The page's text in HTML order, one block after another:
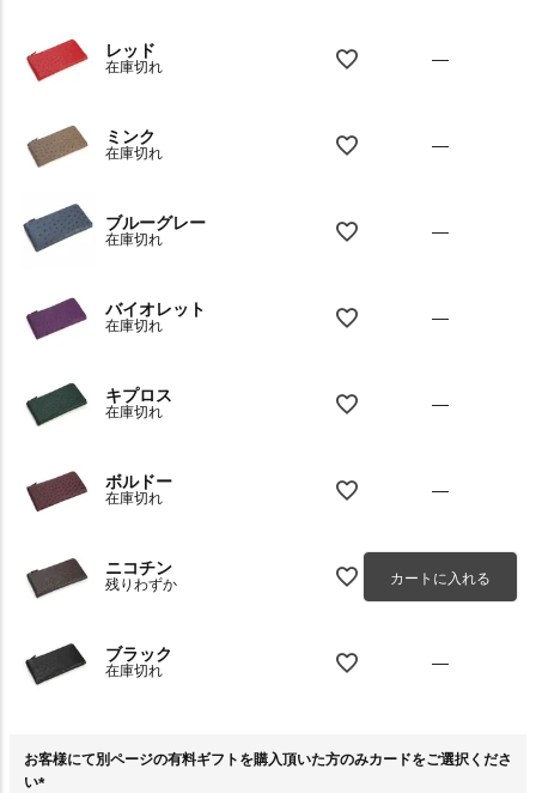
レッド
在庫切れ —
ミンク
在庫切れ —
ブルーグレー
在庫切れ —
バイオレット
在庫切れ —
キプロス
在庫切れ —
ボルドー
在庫切れ —
ニコチン
残りわずか カートに入れる
ブラック
在庫切れ —
お客様にて別ページの有料ギフトを購入頂いた方のみカードをご選択くださ
い